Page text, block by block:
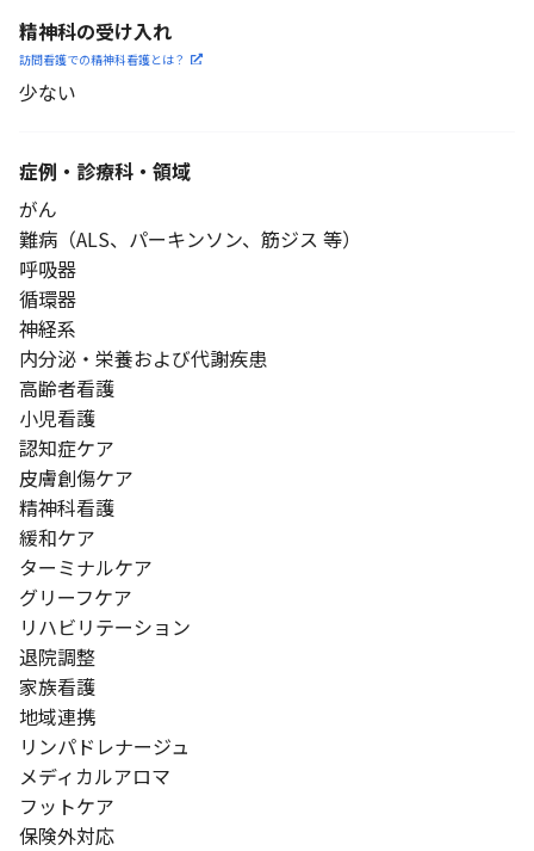
精神科の受け入れ
訪問看護での精神科看護とは？
少ない
症例・診療科・ 領域
がん
難病（ALS、パーキンソン、筋ジス 等）
呼吸器
循環器
神経系
内分泌・栄養および代謝疾患
高齢者看護
小児看護
認知症ケア
皮膚創傷ケア
精神科看護
緩和ケア
ターミナルケア
グリーフケア
リハビリテーション
退院調整
家族看護
地域連携
リンパドレナージュ
メディカルアロマ
フットケア
保険外対応